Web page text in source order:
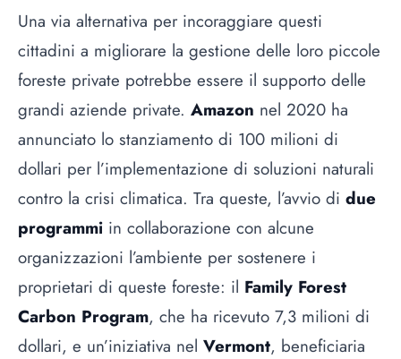
Una via alternativa per incoraggiare questi
cittadini a migliorare la gestione delle loro piccole
foreste private potrebbe essere il supporto delle
grandi aziende private. Amazon nel 2020 ha
annunciato lo stanziamento di 100 milioni di
dollari per l’implementazione di soluzioni naturali
contro la crisi climatica. Tra queste, l’avvio di due
programmi in collaborazione con alcune
organizzazioni l’ambiente per sostenere i
proprietari di queste foreste: il Family Forest
Carbon Program, che ha ricevuto 7,3 milioni di
dollari, e un’iniziativa nel Vermont, beneficiaria